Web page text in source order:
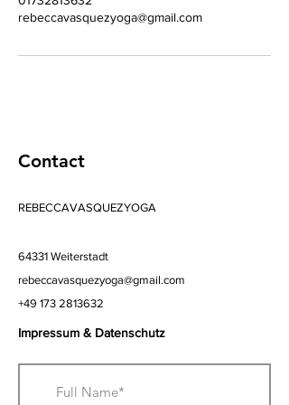
rebeccavasquezyoga@gmail.com
Contact
REBECCAVASQUEZYOGA
64331 Weiterstadt
rebeccavasquezyoga@gmail.com
+49 173 2813632
Impressum & Datenschutz